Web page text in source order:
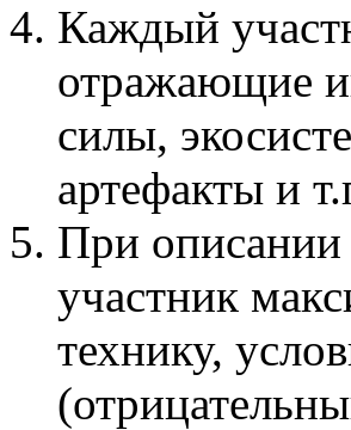
Каждый
отражающие
силы,
артефакты и
При
участник
технику,